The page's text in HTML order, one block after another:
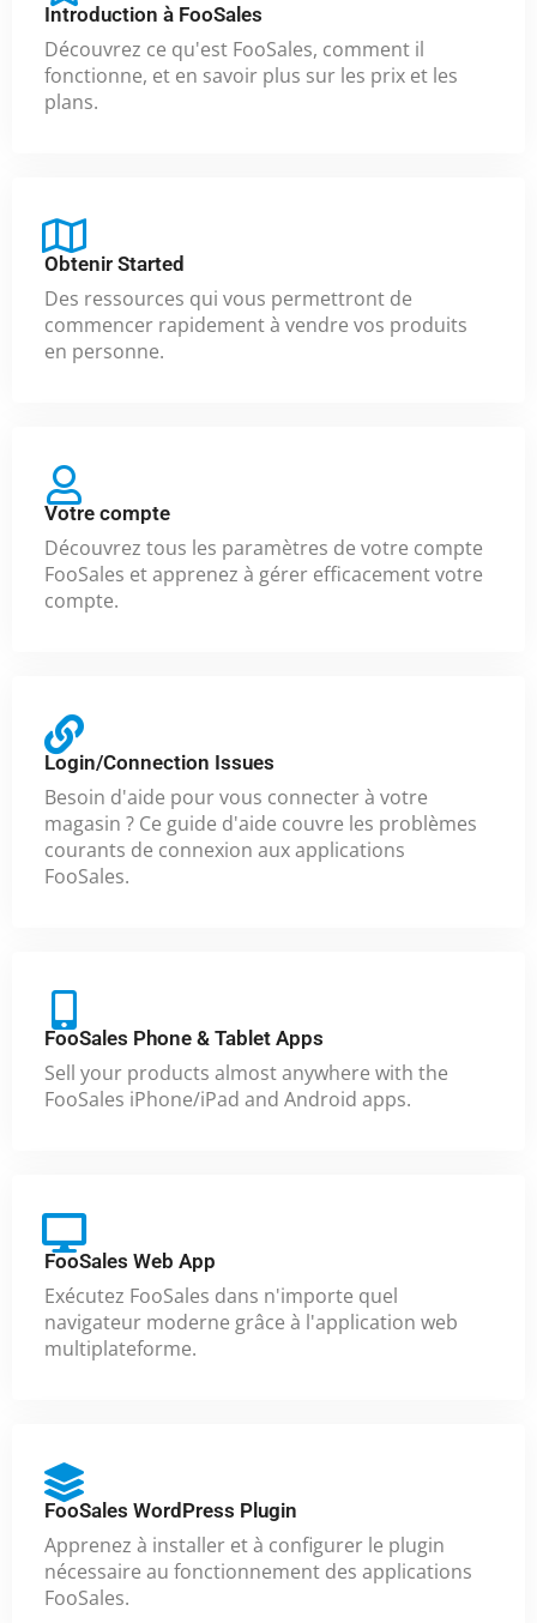
Introduction à FooSales
Découvrez ce qu'est FooSales, comment il
fonctionne, et en savoir plus sur les prix et les
plans.
Obtenir Started
Des ressources qui vous permettront de
commencer rapidement à vendre vos produits
en personne.
Votre compte
Découvrez tous les paramètres de votre compte
FooSales et apprenez à gérer efficacement votre
compte.
Login/Connection Issues
Besoin d'aide pour vous connecter à votre
magasin ? Ce guide d'aide couvre les problèmes
courants de connexion aux applications
FooSales.
FooSales Phone & Tablet Apps
Sell your products almost anywhere with the
FooSales iPhone/iPad and Android apps.
FooSales Web App
Exécutez FooSales dans n'importe quel
navigateur moderne grâce à l'application web
multiplateforme.
FooSales WordPress Plugin
Apprenez à installer et à configurer le plugin
nécessaire au fonctionnement des applications
FooSales.